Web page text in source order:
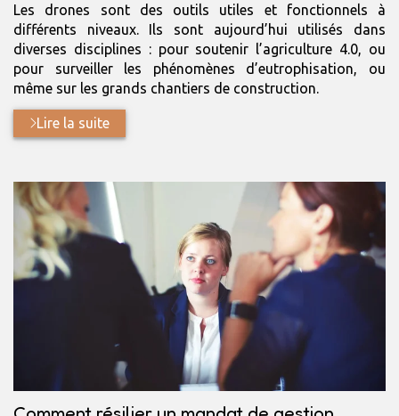
Les drones sont des outils utiles et fonctionnels à
différents niveaux. Ils sont aujourd’hui utilisés dans
diverses disciplines : pour soutenir l’agriculture 4.0, ou
pour surveiller les phénomènes d’eutrophisation, ou
même sur les grands chantiers de construction.
Lire la suite